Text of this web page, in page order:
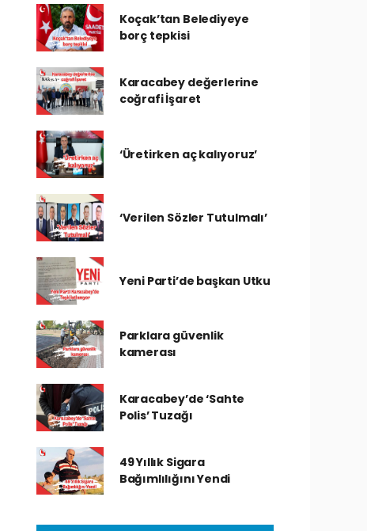
Koçak’tan Belediyeye
borç tepkisi
Karacabey değerlerine
coğrafi İşaret
‘Üretirken aç kalıyoruz’
‘Verilen Sözler Tutulmalı’
Yeni Parti’de başkan Utku
Parklara güvenlik
kamerası
Karacabey’de ‘Sahte
Polis’ Tuzağı
49 Yıllık Sigara
Bağımlılığını Yendi